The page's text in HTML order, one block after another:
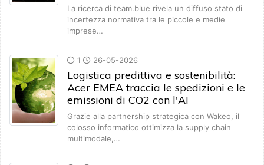
La ricerca di team.blue rivela un diffuso stato di
incertezza normativa tra le piccole e medie
imprese…
1 26-05-2026
Logistica predittiva e sostenibilità:
Acer EMEA traccia le spedizioni e le
emissioni di CO2 con l'AI
Grazie alla partnership strategica con Wakeo, il
colosso informatico ottimizza la supply chain
multimodale,…